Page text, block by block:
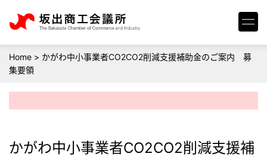
Home > かがわ中小事業者CO2CO2削減支援補助金のご案内 募
集要領
かがわ中小事業者CO2CO2削減支援補